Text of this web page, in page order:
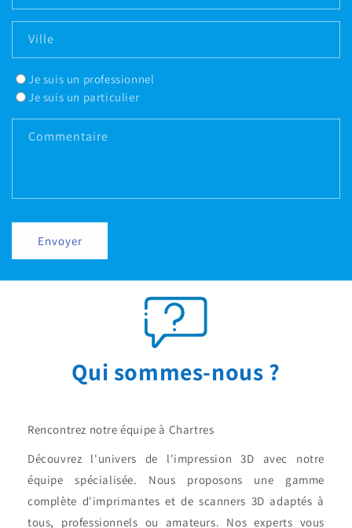
Ville
Je suis un professionnel
Je suis un particulier
Commentaire
Envoyer
Qui sommes-nous ?
Rencontrez notre équipe à Chartres
Découvrez l'univers de l'impression 3D avec notre
équipe spécialisée. Nous proposons une gamme
complète d'imprimantes et de scanners 3D adaptés à
tous, professionnels ou amateurs. Nos experts vous